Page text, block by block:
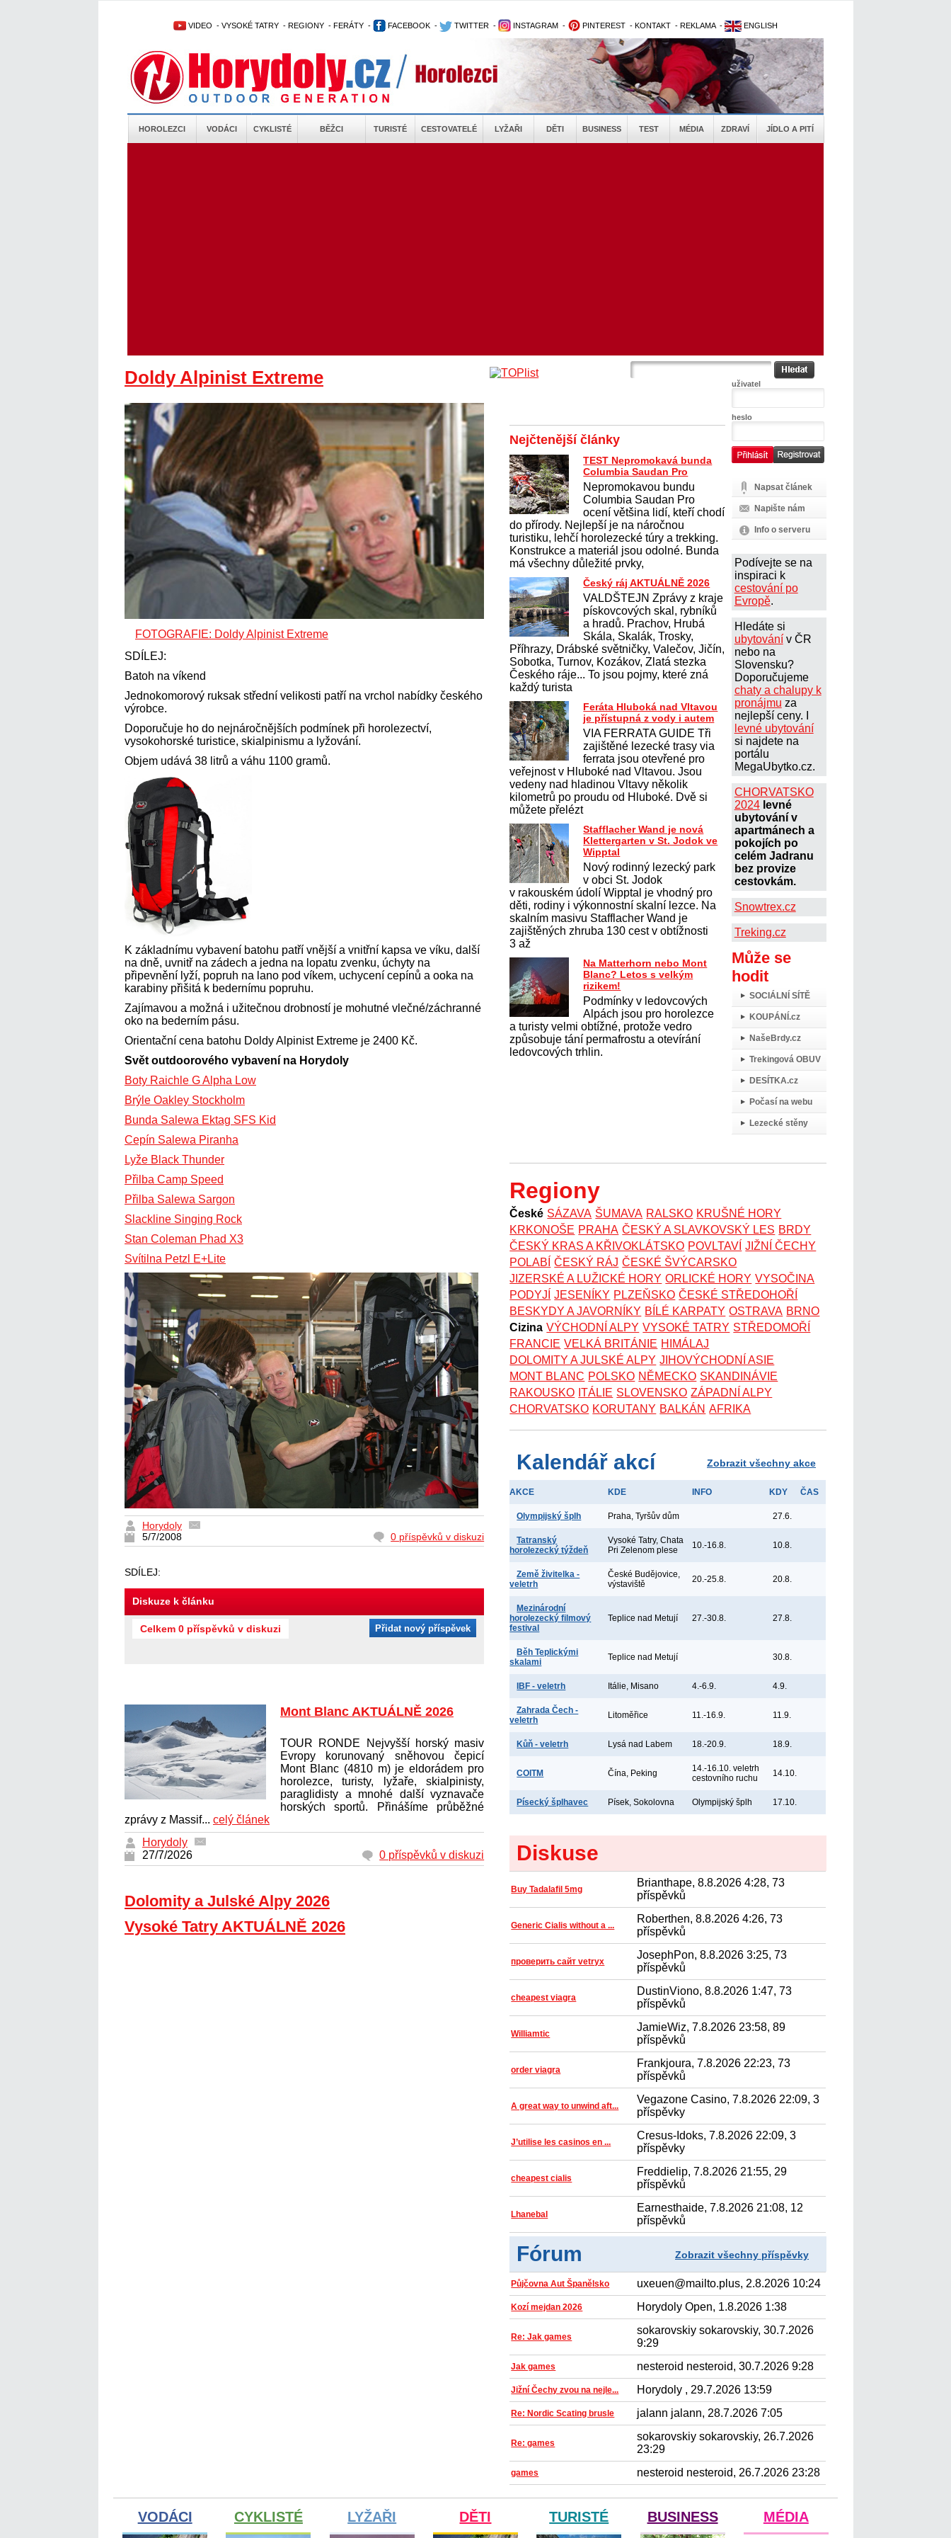
VIDEO - VYSOKÉ TATRY - REGIONY - FERÁTY - FACEBOOK - TWITTER - INSTAGRAM - PINTEREST - KONTAKT - REKLAMA - ENGLISH
HOROLEZCI VODÁCI CYKLISTÉ BĚŽCI TURISTÉ CESTOVATELÉ LYŽAŘI DĚTI BUSINESS TEST MÉDIA ZDRAVÍ JÍDLO A PITÍ
Doldy Alpinist Extreme
FOTOGRAFIE: Doldy Alpinist Extreme
SDÍLEJ:
Batoh na víkend
Jednokomorový ruksak střední velikosti patří na vrchol nabídky českého
výrobce.
Doporučuje ho do nejnáročnějších podmínek při horolezectví,
vysokohorské turistice, skialpinismu a lyžování.
Objem udává 38 litrů a váhu 1100 gramů.
K základnímu vybavení batohu patří vnější a vnitřní kapsa ve víku, další
na dně, uvnitř na zádech a jedna na lopatu zvenku, úchyty na
připevnění lyží, popruh na lano pod víkem, uchycení cepínů a ooka na
karabiny přišitá k bedernímu popruhu.
Zajímavou a možná i užitečnou drobností je mohutné vlečné/záchranné
oko na bederním pásu.
Orientační cena batohu Doldy Alpinist Extreme je 2400 Kč.
Svět outdoorového vybavení na Horydoly
Boty Raichle G Alpha Low
Brýle Oakley Stockholm
Bunda Salewa Ektag SFS Kid
Cepín Salewa Piranha
Lyže Black Thunder
Přilba Camp Speed
Přilba Salewa Sargon
Slackline Singing Rock
Stan Coleman Phad X3
Svítilna Petzl E+Lite
Horydoly
5/7/2008
0 příspěvků v diskuzi
SDÍLEJ:
Diskuze k článku
Celkem 0 příspěvků v diskuzi Přidat nový příspěvek
Mont Blanc AKTUÁLNĚ 2026
TOUR RONDE Nejvyšší horský masiv
Evropy korunovaný sněhovou čepicí
Mont Blanc (4810 m) je eldorádem pro
horolezce, turisty, lyžaře, skialpinisty,
paraglidisty a mnohé další vyznavače
horských sportů. Přinášíme průběžné
zprávy z Massif... celý článek
Horydoly
27/7/2026
0 příspěvků v diskuzi
Dolomity a Julské Alpy 2026
Vysoké Tatry AKTUÁLNĚ 2026
uživatel
heslo
Napsat článek
Napište nám
Info o serveru
Podívejte se na
inspiraci k
cestování po
Evropě.
Hledáte si
ubytovánív ČR
nebo na
Slovensku?
Doporučujeme
chaty a chalupy k
pronájmu za
nejlepší ceny. I
levné ubytování
si najdete na
portálu
MegaUbytko.cz.
CHORVATSKO
2024 levné
ubytování v
apartmánech a
pokojích po
celém Jadranu
bez provize
cestovkám.
Snowtrex.cz
Treking.cz
Může se
hodit
SOCIÁLNÍ SÍTĚ
KOUPÁNÍ.cz
NašeBrdy.cz
Trekingová OBUV
DESÍTKA.cz
Počasí na webu
Lezecké stěny
Nejčtenější články
TEST Nepromokavá bunda
Columbia Saudan Pro
Nepromokavou bundu
Columbia Saudan Pro
ocení většina lidí, kteří chodí
do přírody. Nejlepší je na náročnou
turistiku, lehčí horolezecké túry a trekking.
Konstrukce a materiál jsou odolné. Bunda
má všechny důležité prvky,
Český ráj AKTUÁLNĚ 2026
VALDŠTEJN Zprávy z kraje
pískovcových skal, rybníků
a hradů. Prachov, Hrubá
Skála, Skalák, Trosky,
Příhrazy, Drábské světničky, Valečov, Jičín,
Sobotka, Turnov, Kozákov, Zlatá stezka
Českého ráje... To jsou pojmy, které zná
každý turista
Feráta Hluboká nad Vltavou
je přístupná z vody i autem
VIA FERRATA GUIDE Tři
zajištěné lezecké trasy via
ferrata jsou otevřené pro
veřejnost v Hluboké nad Vltavou. Jsou
vedeny nad hladinou Vltavy několik
kilometrů po proudu od Hluboké. Dvě si
můžete přelézt
Stafflacher Wand je nová
Klettergarten v St. Jodok ve
Wipptal
Nový rodinný lezecký park
v obci St. Jodok
v rakouském údolí Wipptal je vhodný pro
děti, rodiny i výkonnostní skalní lezce. Na
skalním masivu Stafflacher Wand je
zajištěných zhruba 130 cest v obtížnosti
3 až
Na Matterhorn nebo Mont
Blanc? Letos s velkým
rizikem!
Podmínky v ledovcových
Alpách jsou pro horolezce
a turisty velmi obtížné, protože vedro
způsobuje tání permafrostu a otevírání
ledovcových trhlin.
Regiony
České SÁZAVA ŠUMAVA RALSKO KRUŠNÉ HORY
KRKONOŠE PRAHA ČESKÝ A SLAVKOVSKÝ LES BRDY
ČESKÝ KRAS A KŘIVOKLÁTSKO POVLTAVÍ JIŽNÍ ČECHY
POLABÍ
ČESKÝ RÁJ ČESKÉ ŠVÝCARSKO
JIZERSKÉ A LUŽICKÉ HORY ORLICKÉ HORY VYSOČINA
PODYJÍ
JESENÍKY PLZEŇSKO ČESKÉ STŘEDOHOŘÍ
BESKYDY A JAVORNÍKY BÍLÉ KARPATY OSTRAVA BRNO
Cizina VÝCHODNÍ ALPY VYSOKÉ TATRY STŘEDOMOŘÍ
FRANCIE VELKÁ BRITÁNIE HIMÁLAJ
DOLOMITY A JULSKÉ ALPY JIHOVÝCHODNÍ ASIE
MONT BLANC POLSKO NĚMECKO SKANDINÁVIE
RAKOUSKO ITÁLIE SLOVENSKO ZÁPADNÍ ALPY
CHORVATSKO KORUTANY BALKÁN AFRIKA
Kalendář akcí Zobrazit všechny akce
AKCE KDE INFO KDY ČAS
Olympijský šplh Praha, Tyršův dům 27.6.
Tatranský
horolezecký týždeň
Vysoké Tatry, Chata
Pri Zelenom plese
10.-16.8. 10.8.
Země živitelka -
veletrh
České Budějovice,
výstaviště
20.-25.8. 20.8.
Mezinárodní
horolezecký filmový
festival
Teplice nad Metují 27.-30.8. 27.8.
Běh Teplickými
skalami
Teplice nad Metují 30.8.
IBF - veletrh Itálie, Misano 4.-6.9. 4.9.
Zahrada Čech -
veletrh
Litoměřice 11.-16.9. 11.9.
Kůň - veletrh Lysá nad Labem 18.-20.9. 18.9.
COITM Čína, Peking
14.-16.10. veletrh
cestovního ruchu
14.10.
Písecký šplhavec Písek, Sokolovna Olympijský šplh 17.10.
Diskuse
Buy Tadalafil 5mg
Brianthape, 8.8.2026 4:28, 73
příspěvků
Generic Cialis without a ...
Roberthen, 8.8.2026 4:26, 73
příspěvků
проверить сайт vetryx
JosephPon, 8.8.2026 3:25, 73
příspěvků
cheapest viagra
DustinViono, 8.8.2026 1:47, 73
příspěvků
Williamtic
JamieWiz, 7.8.2026 23:58, 89
příspěvků
order viagra
Frankjoura, 7.8.2026 22:23, 73
příspěvků
A great way to unwind aft...
Vegazone Casino, 7.8.2026 22:09, 3
příspěvky
J’utilise les casinos en ...
Cresus-Idoks, 7.8.2026 22:09, 3
příspěvky
cheapest cialis
Freddielip, 7.8.2026 21:55, 29
příspěvků
Lhanebal
Earnesthaide, 7.8.2026 21:08, 12
příspěvků
Fórum Zobrazit všechny příspěvky
Půjčovna Aut Španělsko uxeuen@mailto.plus, 2.8.2026 10:24
Kozí mejdan 2026 Horydoly Open, 1.8.2026 1:38
Re: Jak games
sokarovskiy sokarovskiy, 30.7.2026
9:29
Jak games nesteroid nesteroid, 30.7.2026 9:28
Jižní Čechy zvou na nejle... Horydoly , 29.7.2026 13:59
Re: Nordic Scating brusle jalann jalann, 28.7.2026 7:05
Re: games
sokarovskiy sokarovskiy, 26.7.2026
23:29
games nesteroid nesteroid, 26.7.2026 23:28
VODÁCI CYKLISTÉ LYŽAŘI DĚTI TURISTÉ BUSINESS MÉDIA